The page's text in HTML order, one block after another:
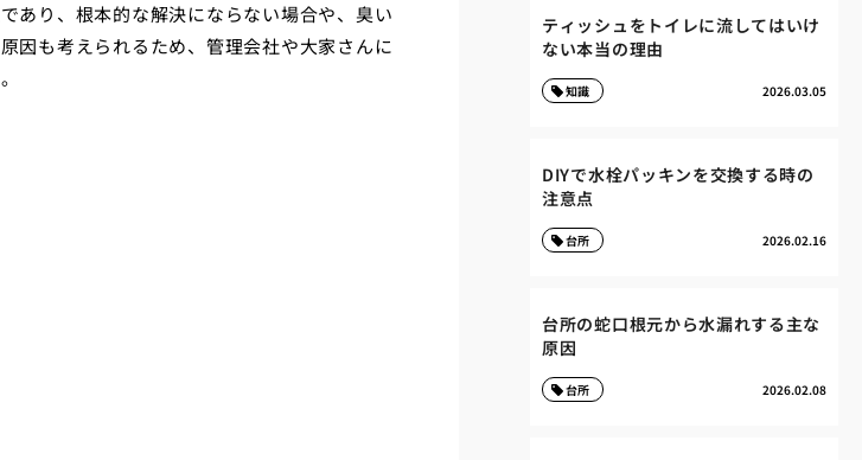
あり、根本的な解決にならない場合や、臭い
因も考えられるため、管理会社や大家さんに
ティッシュをトイレに流してはいけ
ない本当の理由
2026.03.05
知識
DIYで水栓パッキンを交換する時の
注意点
2026.02.16
台所
台所の蛇口根元から水漏れする主な
原因
2026.02.08
台所